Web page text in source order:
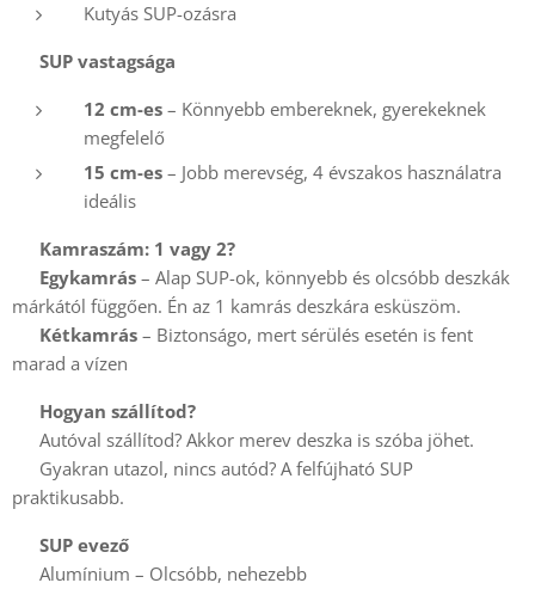
Kutyás SUP-ozásra
SUP vastagsága
12 cm-es – Könnyebb embereknek, gyerekeknek
megfelelő
15 cm-es – Jobb merevség, 4 évszakos használatra
ideális
Kamraszám: 1 vagy 2?
Egykamrás – Alap SUP-ok, könnyebb és olcsóbb deszkák
márkától függően. Én az 1 kamrás deszkára esküszöm.
Kétkamrás – Biztonságo, mert sérülés esetén is fent
marad a vízen
Hogyan szállítod?
🚗 Autóval szállítod? Akkor merev deszka is szóba jöhet.
🎒 Gyakran utazol, nincs autód? A felfújható SUP
praktikusabb.
SUP evező
🔹 Alumínium – Olcsóbb, nehezebb